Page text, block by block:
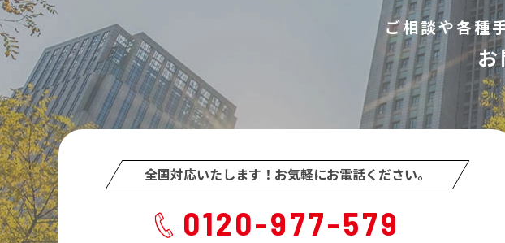
ご相談や各種
全国対応いたします！ お気軽にお電話ください。
0120-977-579